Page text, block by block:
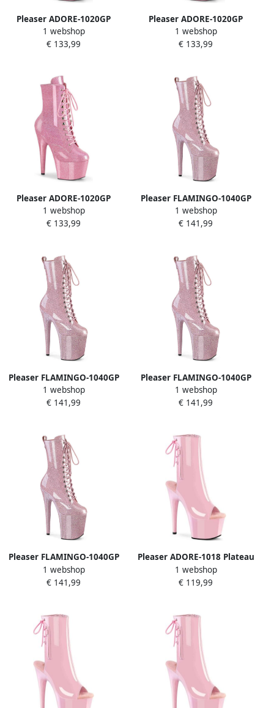
Pleaser ADORE-1020GP
Plateau Laarzen Paaldans
schoenen 40 Shoes Roze
1 webshop
€ 133,99
Pleaser ADORE-1020GP
Plateau Laarzen Paaldans
schoenen 38 Shoes Roze
1 webshop
€ 133,99
Pleaser ADORE-1020GP
Plateau Laarzen Paaldans
schoenen 42 Shoes Roze
1 webshop
€ 133,99
Pleaser FLAMINGO-1040GP
Plateau Laarzen Paaldans
schoenen 40 Shoes Roze
1 webshop
€ 141,99
Pleaser FLAMINGO-1040GP
Plateau Laarzen Paaldans
schoenen 37 Shoes Roze
1 webshop
€ 141,99
Pleaser FLAMINGO-1040GP
Plateau Laarzen Paaldans
schoenen 38 Shoes Roze
1 webshop
€ 141,99
Pleaser FLAMINGO-1040GP
Plateau Laarzen Paaldans
schoenen 39 Shoes Roze
1 webshop
€ 141,99
Pleaser ADORE-1018 Plateau
Laarzen 39 Shoes Roze
1 webshop
€ 119,99